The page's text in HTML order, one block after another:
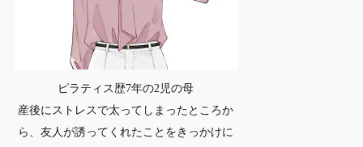
ピラティス歴7年の2児の母
産後にストレスで太ってしまったところか
ら、友人が誘ってくれたことをきっかけに